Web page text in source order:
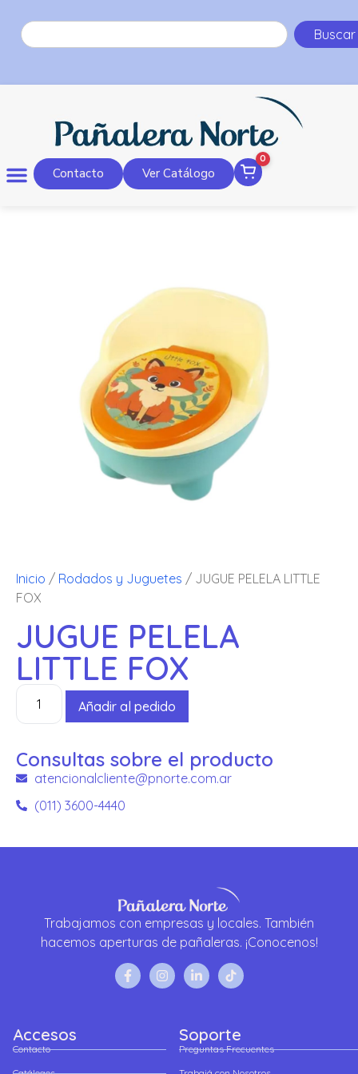
Buscar
Contacto Ver Catálogo
0
Inicio / Rodados y Juguetes / JUGUE PELELA LITTLE
FOX
JUGUE PELELA
LITTLE FOX
Añadir al pedido
Consultas sobre el producto
atencionalcliente@pnorte.com.ar
(011) 3600-4440
Trabajamos con empresas y locales. También
hacemos aperturas de pañaleras. ¡Conocenos!
Accesos
Contacto
Soporte
Preguntas Frecuentes